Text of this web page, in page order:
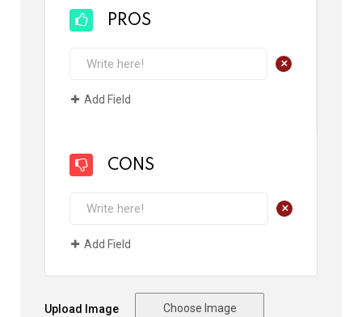
PROS
+
Add Field
CONS
+
Add Field
Upload Image Choose Image